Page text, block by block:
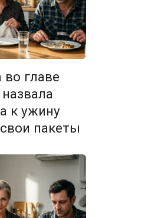
во главе
к ужину
пакеты